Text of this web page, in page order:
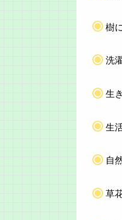
樹
洗
生
生
自
草